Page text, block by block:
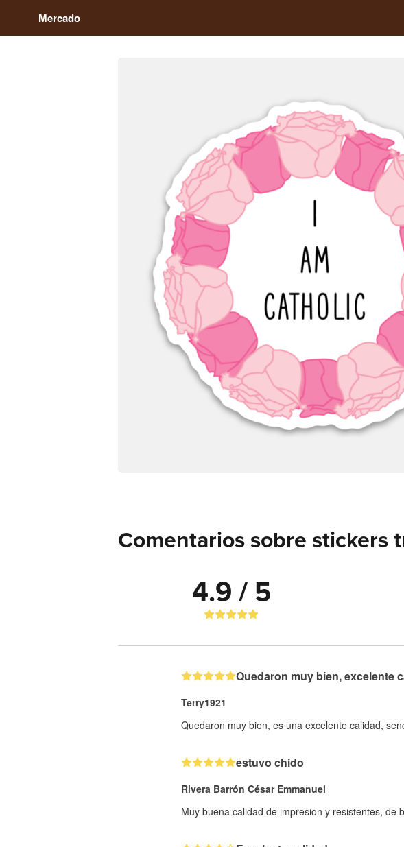
Mercado
Comentarios sobre stickers
4.9 / 5
Quedaron muy bien, excelente
Terry1921
Quedaron muy bien, es una excelente calidad,
estuvo chido
Rivera Barrón César Emmanuel
Muy buena calidad de impresion y resistentes,